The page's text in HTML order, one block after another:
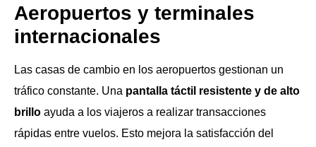
Aeropuertos y terminales
internacionales
Las casas de cambio en los aeropuertos gestionan un
tráfico constante. Una pantalla táctil resistente y de alto
brillo ayuda a los viajeros a realizar transacciones
rápidas entre vuelos. Esto mejora la satisfacción del